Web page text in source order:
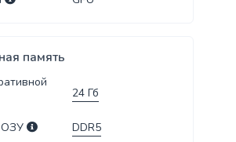
память
24 Гб
ОЗУ
DDR5